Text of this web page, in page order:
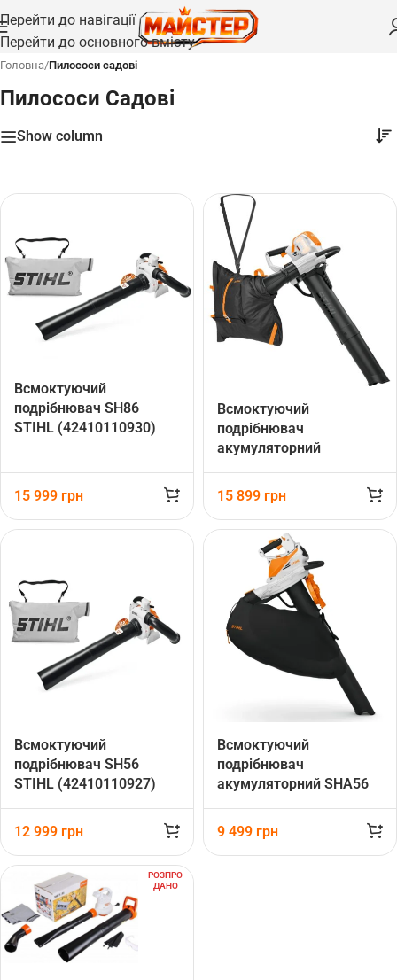
Перейти до навігації
Перейти до основного вмісту
Головна/Пилососи садові
Пилососи Садові
Show column
Всмоктуючий
подрібнювач SH86
STIHL (42410110930)
15 999 грн
Всмоктуючий
подрібнювач
акумуляторний
(SA070117104)
15 899 грн
Всмоктуючий
подрібнювач SH56
STIHL (42410110927)
12 999 грн
Всмоктуючий
подрібнювач
акумуляторний SHA56
9 499 грн
РОЗПРО
ДАНО